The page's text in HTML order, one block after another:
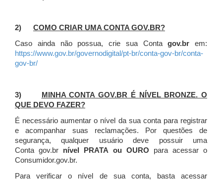
2) COMO CRIAR UMA CONTA GOV.BR?
Caso ainda não possua, crie sua Contagov.br em:
https://www.gov.br/governodigital/pt-br/conta-gov-br/conta-
gov-br/
3)
MINHA CONTA GOV.BR É NÍVEL BRONZE. O
QUE DEVO FAZER?
É necessário aumentar o nível da sua conta para registrar
e acompanhar suas reclamações. Por questões de
segurança, qualquer usuário deve possuir uma
Conta gov.br nível PRATA ou OURO para acessar o
Consumidor.gov.br.
Para verificar o nível de sua conta, basta acessar